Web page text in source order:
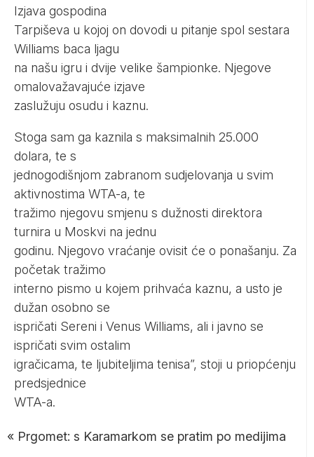
Izjava gospodina
Tarpiševa u kojoj on dovodi u pitanje spol sestara
Williams baca ljagu
na našu igru i dvije velike šampionke. Njegove
omalovažavajuće izjave
zaslužuju osudu i kaznu.
Stoga sam ga kaznila s maksimalnih 25.000
dolara, te s
jednogodišnjom zabranom sudjelovanja u svim
aktivnostima WTA-a, te
tražimo njegovu smjenu s dužnosti direktora
turnira u Moskvi na jednu
godinu. Njegovo vraćanje ovisit će o ponašanju. Za
početak tražimo
interno pismo u kojem prihvaća kaznu, a usto je
dužan osobno se
ispričati Sereni i Venus Williams, ali i javno se
ispričati svim ostalim
igračicama, te ljubiteljima tenisa”, stoji u priopćenju
predsjednice
WTA-a.
« Prgomet: s Karamarkom se pratim po medijima